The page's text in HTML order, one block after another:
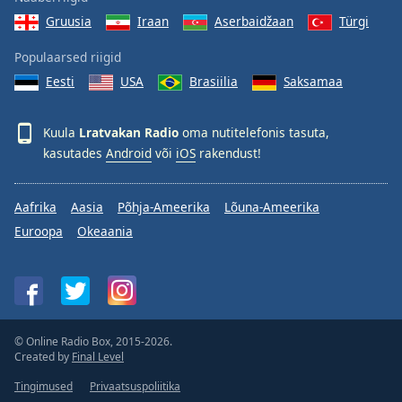
Gruusia
Iraan Aserbaidžaan Türgi
Populaarsed riigid
Eesti
USA Brasiilia Saksamaa
Kuula Lratvakan Radio oma nutitelefonis tasuta,
kasutades Android või iOS rakendust!
Aafrika Aasia Põhja-Ameerika
Lõuna-Ameerika
Euroopa
Okeaania
© Online Radio Box, 2015-2026.
Created by Final Level
Tingimused
Privaatsuspoliitika